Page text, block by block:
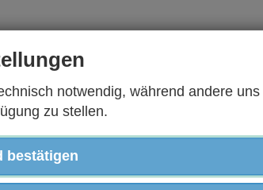
notwendig, während andere
zu stellen.
bestätigen
Tagen liegt und sich daher als Urlaubstag
viele Arbeitnehmerinnen und
man sich am Brückentag Urlaub nimmt,